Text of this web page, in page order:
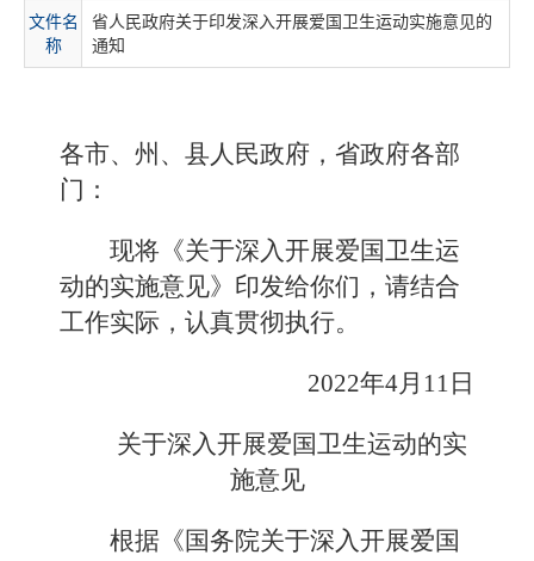
文件名
称
省人民政府关于印发深入开展爱国卫生运动实施意见的
通知
各市、州、县人民政府，省政府各部
门：
现将《关于深入开展爱国卫生运
动的实施意见》印发给你们，请结合
工作实际，认真贯彻执行。
2022年4月11日
关于深入开展爱国卫生运动的实
施意见
根据《国务院关于深入开展爱国